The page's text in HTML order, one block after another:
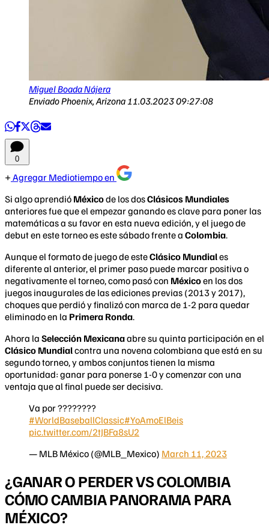
Miguel Boada Nájera
Enviado Phoenix, Arizona 11.03.2023 09:27:08
0
Agregar Mediotiempo en
Si algo aprendió Méxicode los dosClásicos Mundiales
anteriores fue que el empezar ganando es clave para poner las
matemáticas a su favor en esta nueva edición, y el juego de
debut en este torneo es este sábado frente a Colombia.
Aunque el formato de juego de esteClásico Mundiales
diferente al anterior, el primer paso puede marcar positiva o
negativamente el torneo, como pasó con Méxicoen los dos
juegos inaugurales de las ediciones previas (2013 y 2017),
choques que perdió y finalizó con marca de 1-2 para quedar
eliminado en la Primera Ronda.
Ahora la Selección Mexicanaabre su quinta participación en el
Clásico Mundialcontra una novena colombiana que está en su
segundo torneo, y ambos conjuntos tienen la misma
oportunidad: ganar para ponerse 1-0 y comenzar con una
ventaja que al final puede ser decisiva.
Va por ????????
#WorldBaseballClassic#YoAmoElBeis
pic.twitter.com/2tJBFa8sU2
— MLB México (@MLB_Mexico) March 11, 2023
¿GANAR O PERDER VS COLOMBIA
CÓMO CAMBIA PANORAMA PARA
MÉXICO?